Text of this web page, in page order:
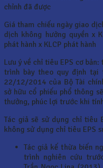
chỉnh đã được
Giá tham chiếu ngày giao
dịch không hưởng quyền x
phát hành x KLCP phát hành
Lưu ý về chỉ tiêu EPS cơ
trình bày theo quy định tại
22/12/2014 của Bộ Tài
sở hữu cổ phiếu phổ thông
thưởng, phúc lợi trước khi
Tác giả sẽ sử dụng chỉ tiêu
không sử dụng chỉ tiêu EPS
Tác giả kế thừa biến
trình nghiên cứu